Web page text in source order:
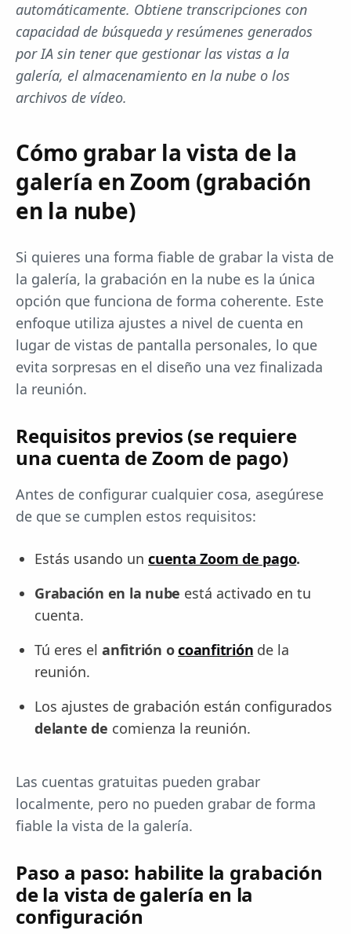
automáticamente. Obtiene transcripciones con
capacidad de búsqueda y resúmenes generados
por IA sin tener que gestionar las vistas a la
galería, el almacenamiento en la nube o los
archivos de vídeo.
Cómo grabar la vista de la
galería en Zoom (grabación
en la nube)
Si quieres una forma fiable de grabar la vista de
la galería, la grabación en la nube es la única
opción que funciona de forma coherente. Este
enfoque utiliza ajustes a nivel de cuenta en
lugar de vistas de pantalla personales, lo que
evita sorpresas en el diseño una vez finalizada
la reunión.
Requisitos previos (se requiere
una cuenta de Zoom de pago)
Antes de configurar cualquier cosa, asegúrese
de que se cumplen estos requisitos:
Estás usando un cuenta Zoom de pago.
Grabación en la nube está activado en tu
cuenta.
Tú eres el anfitrión ocoanfitrión de la
reunión.
Los ajustes de grabación están configurados
delante de comienza la reunión.
Las cuentas gratuitas pueden grabar
localmente, pero no pueden grabar de forma
fiable la vista de la galería.
Paso a paso: habilite la grabación
de la vista de galería en la
configuración